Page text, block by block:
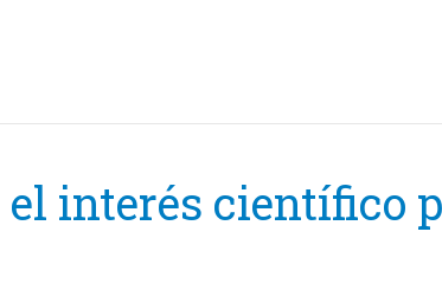
el interés científico